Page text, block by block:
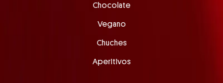
Chocolate
Vegano
Chuches
Aperitivos